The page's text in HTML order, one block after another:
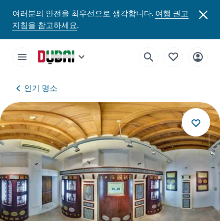
여러분의 안전을 최우선으로 생각합니다.여행 권고
지침을 참고하세요.
인기 명소